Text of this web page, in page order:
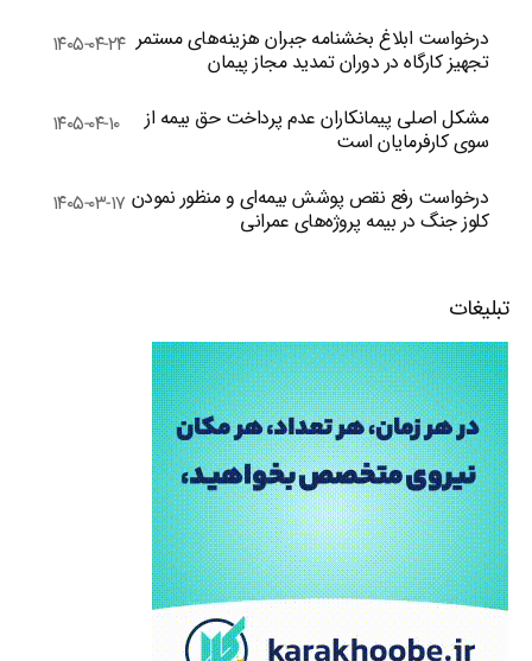
درخواست ابلاغ بخشنامه جبران هزینه‌های مستمر
تجهیز کارگاه در دوران تمدید مجاز پیمان
۱۴۰۵-۰۴-۲۴
مشکل اصلی پیمانکاران عدم پرداخت حق بیمه از
سوی کارفرمایان است
۱۴۰۵-۰۴-۱۰
درخواست رفع نقص پوشش بیمه‌ای و منظور نمودن
کلوز جنگ در بیمه پروژه‌های عمرانی
۱۴۰۵-۰۳-۱۷
تبلیغات